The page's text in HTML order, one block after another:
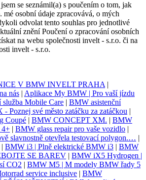
se seznámil(a) s poučením o tom, jak
mé osobní údaje zpracovává, o mých
odvolat tento souhlas pro jednotlivé
znění Poučení o zpracování osobních
na webu společnosti invelt - s.r.o. či na
invelt - s.r.o.
V BMW INVELT PRAHA |
nás | Aplikace My BMW | Pro vaší jízdu
služba Mobile Care | BMW asistenční
Poznej své město zatáčku za zatáčkou |
Coupé | BMW CONCEPT XM. | BMW
4+ | BMW glass repair pro vaše vozidlo |
slavnostně otevřela testovací polygon.… |
| BMW i3 | Plně elektrické BMW i3 | BMW
SE BAREV | BMW iX5 Hydrogen |
CO2 | BMW M5 | M modely BMW řady 5
service inclusive | BMW